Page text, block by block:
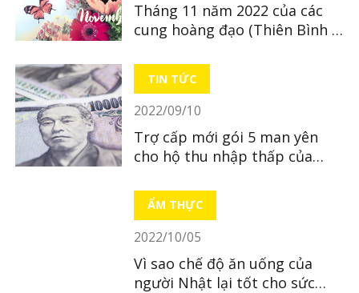
Tháng 11 năm 2022 của các
cung hoàng đạo (Thiên Bình ~
TIN TỨC
2022/09/10
Trợ cấp mới gói 5 man yên
cho hộ thu nhập thấp của
ẨM THỰC
2022/10/05
Vì sao chế độ ăn uống của
người Nhật lại tốt cho sức